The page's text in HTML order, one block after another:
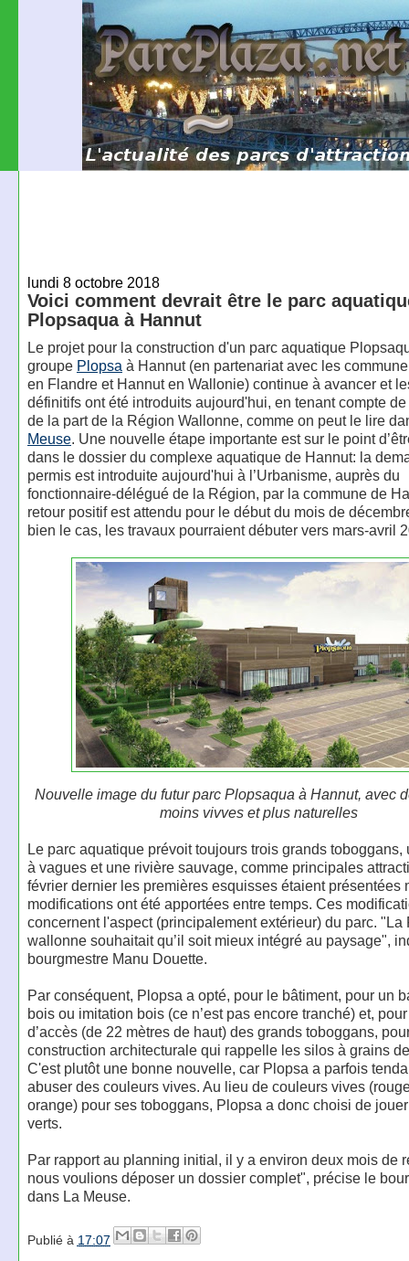
lundi 8 octobre 2018
Voici comment devrait être le parc
Plopsaqua à Hannut
Le projet pour la construction d'un parc aquatique
groupe Plopsa à Hannut (en partenariat avec les
en Flandre et Hannut en Wallonie) continue à avancer et
définitifs ont été introduits aujourd'hui, en tenant compte
de la part de la Région Wallonne, comme on peut le lire
Meuse. Une nouvelle étape importante est sur le point
dans le dossier du complexe aquatique de Hannut: la
permis est introduite aujourd'hui à l’Urbanisme, auprès du
fonctionnaire-délégué de la Région, par la commune de
retour positif est attendu pour le début du mois de
bien le cas, les travaux pourraient débuter vers mars-avril
Nouvelle image du futur parc Plopsaqua à Hannut, avec
moins vivves et plus naturelles
Le parc aquatique prévoit toujours trois grands toboggans,
à vagues et une rivière sauvage, comme principales
février dernier les premières esquisses étaient présentées
modifications ont été apportées entre temps. Ces
concernent l'aspect (principalement extérieur) du parc. "La
wallonne souhaitait qu’il soit mieux intégré au paysage",
bourgmestre Manu Douette.
Par conséquent, Plopsa a opté, pour le bâtiment, pour un
bois ou imitation bois (ce n’est pas encore tranché) et,
d’accès (de 22 mètres de haut) des grands toboggans,
construction architecturale qui rappelle les silos à grains
C'est plutôt une bonne nouvelle, car Plopsa a parfois
abuser des couleurs vives. Au lieu de couleurs vives
orange) pour ses toboggans, Plopsa a donc choisi de
verts.
Par rapport au planning initial, il y a environ deux mois de
nous voulions déposer un dossier complet", précise le
dans La Meuse.
Publié à 17:07